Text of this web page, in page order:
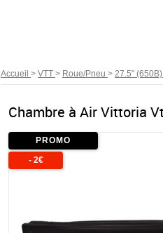
Accueil > VTT > Roue/Pneu > 27.5" (650B)
Chambre à Air Vittoria
PROMO
- 2€